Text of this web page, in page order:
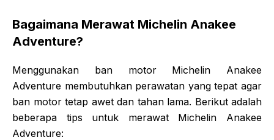
Bagaimana Merawat Michelin Anakee
Adventure?
Menggunakan ban motor Michelin Anakee
Adventure membutuhkan perawatan yang tepat agar
ban motor tetap awet dan tahan lama. Berikut adalah
beberapa tips untuk merawat Michelin Anakee
Adventure: